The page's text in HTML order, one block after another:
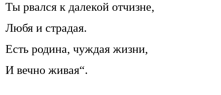
Ты рвался к далекой отчизне,
Любя и страдая.
Есть родина, чуждая жизни,
И вечно живая“.